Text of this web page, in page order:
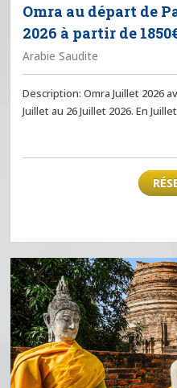
Omra au départ de
2026 à partir de
Arabie Saudite
Description: Omra Juillet 2026
Juillet au 26 Juillet 2026. En